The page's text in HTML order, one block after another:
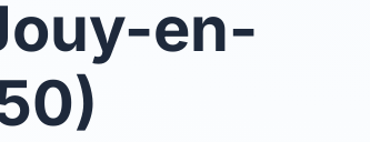
en-